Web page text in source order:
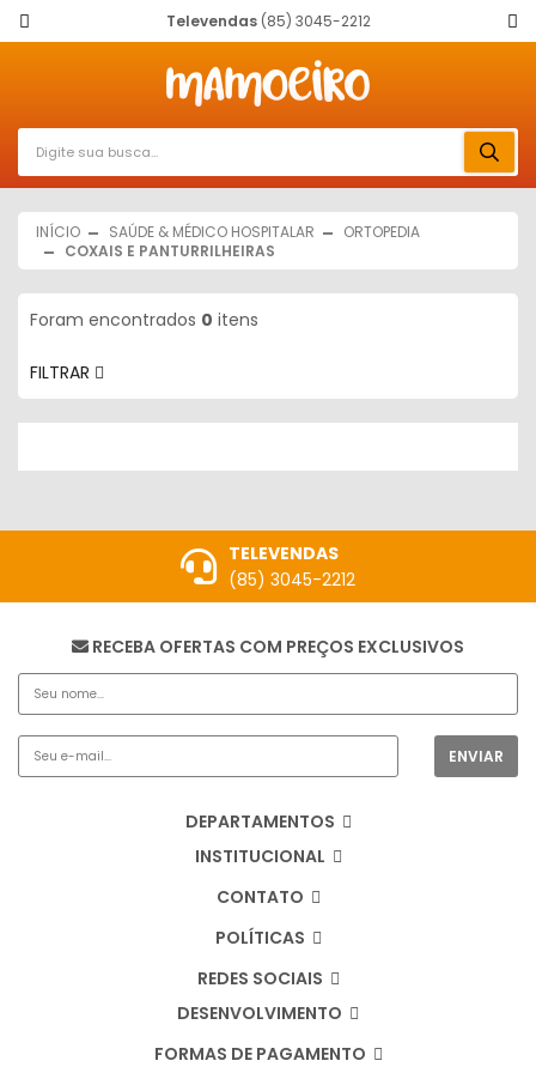
Televendas(85) 3045-2212
INÍCIO SAÚDE & MÉDICO HOSPITALAR
ORTOPEDIA
COXAIS E PANTURRILHEIRAS
Foram encontrados 0 itens
FILTRAR
TELEVENDAS
(85) 3045-2212
RECEBA OFERTAS COM PREÇOS EXCLUSIVOS
DEPARTAMENTOS
INSTITUCIONAL
CONTATO
POLÍTICAS
REDES SOCIAIS
DESENVOLVIMENTO
FORMAS DE PAGAMENTO